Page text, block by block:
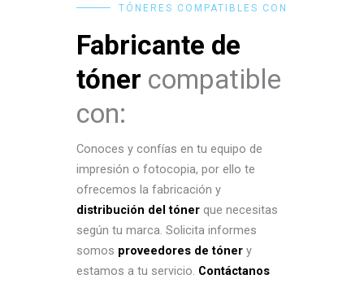
TÓNERES COMPATIBLES CON
Fabricante de
tóner compatible
con:
Conoces y confías en tu equipo de
impresión o fotocopia, por ello te
ofrecemos la fabricación y
distribución del tóner que necesitas
según tu marca. Solicita informes
somos proveedores de tóner y
estamos a tu servicio. Contáctanos